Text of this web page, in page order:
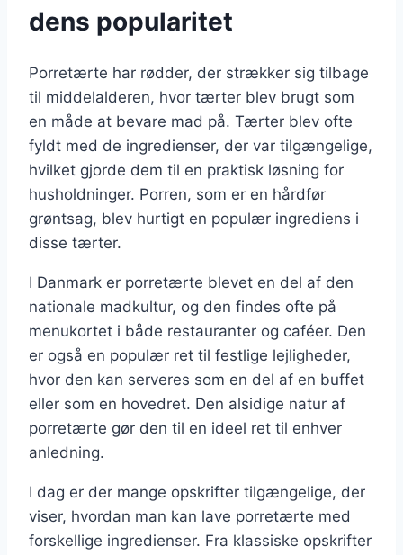
dens popularitet
Porretærte har rødder, der strækker sig tilbage
til middelalderen, hvor tærter blev brugt som
en måde at bevare mad på. Tærter blev ofte
fyldt med de ingredienser, der var tilgængelige,
hvilket gjorde dem til en praktisk løsning for
husholdninger. Porren, som er en hårdfør
grøntsag, blev hurtigt en populær ingrediens i
disse tærter.
I Danmark er porretærte blevet en del af den
nationale madkultur, og den findes ofte på
menukortet i både restauranter og caféer. Den
er også en populær ret til festlige lejligheder,
hvor den kan serveres som en del af en buffet
eller som en hovedret. Den alsidige natur af
porretærte gør den til en ideel ret til enhver
anledning.
I dag er der mange opskrifter tilgængelige, der
viser, hvordan man kan lave porretærte med
forskellige ingredienser. Fra klassiske opskrifter